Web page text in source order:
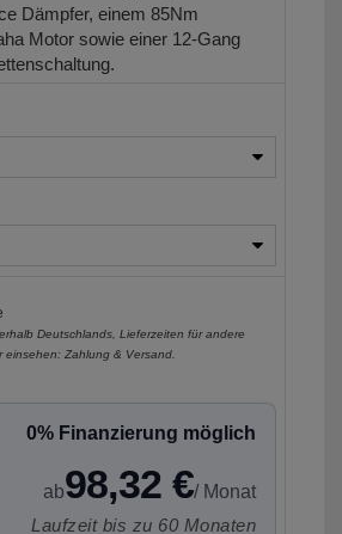
Dämpfer, einem 85Nm
Motor sowie einer 12-Gang
Deutschlands, Lieferzeiten für andere
einsehen: Zahlung & Versand
0% Finanzierung möglich
ab98,32 €/ Monat
Laufzeit bis zu 60 Monaten